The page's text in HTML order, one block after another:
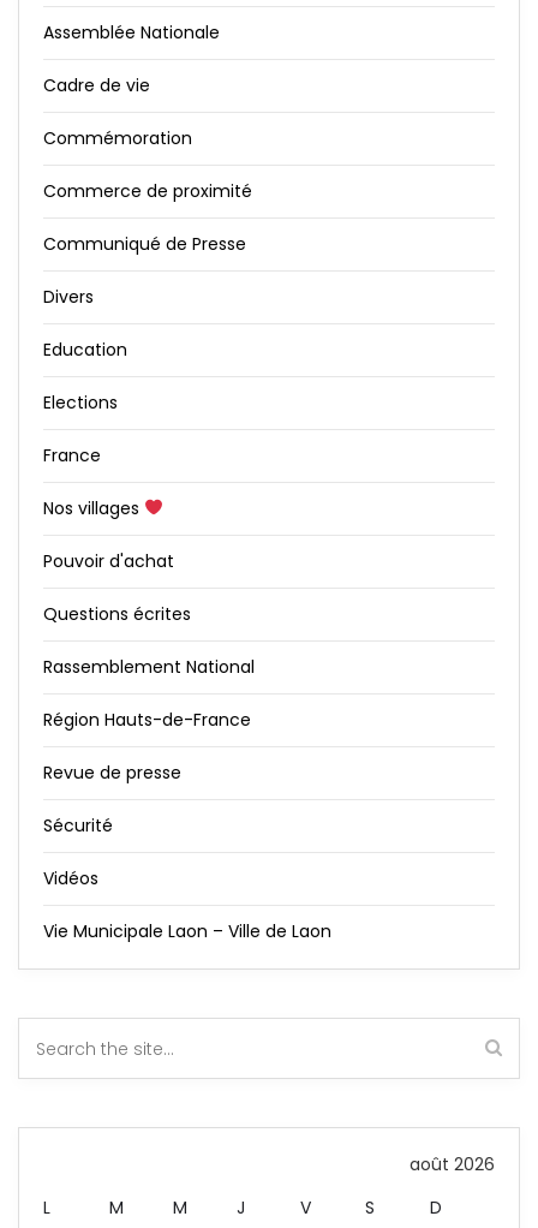
Assemblée Nationale
Cadre de vie
Commémoration
Commerce de proximité
Communiqué de Presse
Divers
Education
Elections
France
Nos villages
Pouvoir d'achat
Questions écrites
Rassemblement National
Région Hauts-de-France
Revue de presse
Sécurité
Vidéos
Vie Municipale Laon – Ville de Laon
août 2026
L
M M J V S D